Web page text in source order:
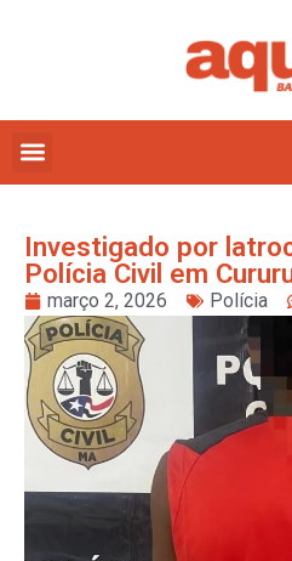
Investigado por
Polícia Civil em
março 2, 2026 Polícia